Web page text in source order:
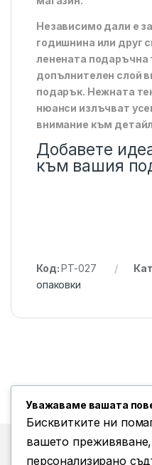
Независимо дали е
годишнина или друг
ленената подаръчна
допълнителен слой
подарък. Нежната
нюанси излъчват
внимание към
Добавете
към вашия
Код:PT-027
опаковки
Бърз достъп до
Уважаваме вашата
Бисквитките ни
вашето
персонализирано